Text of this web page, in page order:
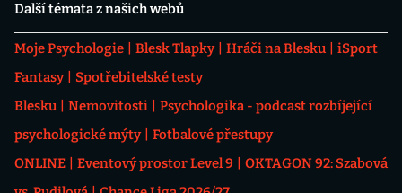
Další témata z našich webů
Moje Psychologie Blesk Tlapky Hráči na Blesku
iSport
Fantasy
Spotřebitelské testy
Blesku
Nemovitosti
Psychologika - podcast rozbíjející
psychologické mýty
Fotbalové přestupy
ONLINE
Eventový prostor Level 9
OKTAGON 92: Szabová